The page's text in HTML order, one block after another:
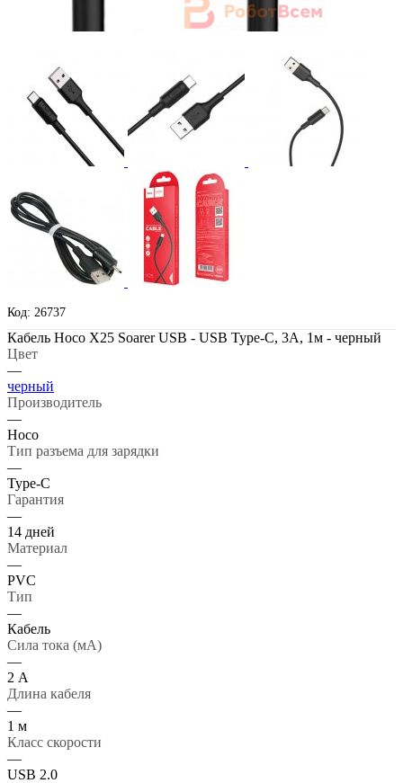
Код: 26737
Кабель Hoco X25 Soarer USB - USB Type-C, 3A, 1м - черный
Цвет
—
черный
Производитель
—
Hoco
Тип разъема для зарядки
—
Type-C
Гарантия
—
14 дней
Материал
—
PVC
Тип
—
Кабель
Сила тока (мА)
—
2 А
Длина кабеля
—
1 м
Класс скорости
—
USB 2.0